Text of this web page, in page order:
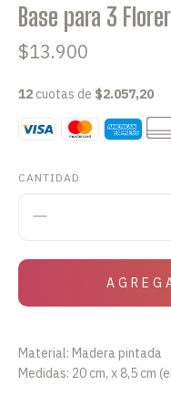
Base para 3
$13.900
12 cuotas de $2.057,20
CANTIDAD
Material: Madera pintada
Medidas: 20 cm, x 8,5 cm